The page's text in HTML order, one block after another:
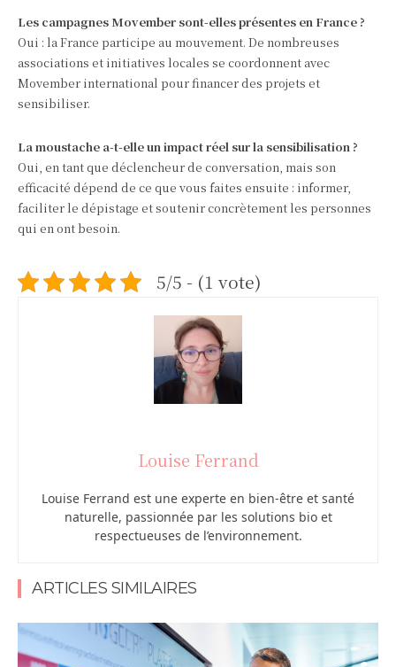
Les campagnes Movember sont-elles présentes en France ?
Oui : la France participe au mouvement. De nombreuses
associations et initiatives locales se coordonnent avec
Movember international pour financer des projets et
sensibiliser.
La moustache a-t-elle un impact réel sur la sensibilisation ?
Oui, en tant que déclencheur de conversation, mais son
efficacité dépend de ce que vous faites ensuite : informer,
faciliter le dépistage et soutenir concrètement les personnes
qui en ont besoin.
5/5 - (1 vote)
Louise Ferrand
Louise Ferrand est une experte en bien-être et santé
naturelle, passionnée par les solutions bio et
respectueuses de l’environnement.
ARTICLES SIMILAIRES